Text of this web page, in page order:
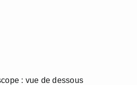
: vue de dessous